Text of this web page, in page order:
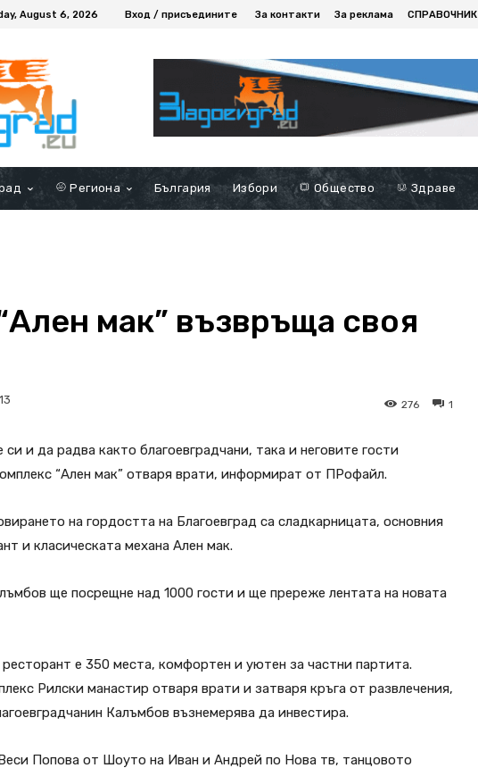
August 6, 2026 Вход / присъедините За контакти За реклама СПРАВОЧНИК
Региона България Избори Общество Здраве
мак” възвръща своя
1
276
и да радва както благоевградчани, така и неговите гости
“Ален мак” отваря врати, информират от ПРофайл.
на гордостта на Благоевград са сладкарницата, основния
и класическата механа Ален мак.
ще посрещне над 1000 гости и ще пререже лентата на новата
е 350 места, комфортен и уютен за частни партита.
Рилски манастир отваря врати и затваря кръга от развлечения,
Калъмбов възнемерява да инвестира.
Попова от Шоуто на Иван и Андрей по Нова тв, танцовото